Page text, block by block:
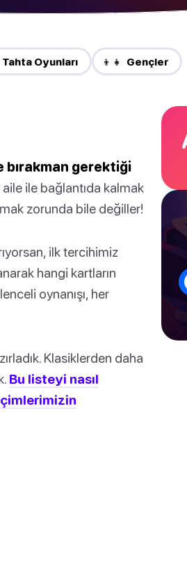
Tahta Oyunları 👦👧 Gençler
bırakman gerektiği
ile bağlantıda kalmak
zorunda bile değiller!
ilk tercihimiz
hangi kartların
oynanışı, her
Klasiklerden daha
Bu listeyi nasıl